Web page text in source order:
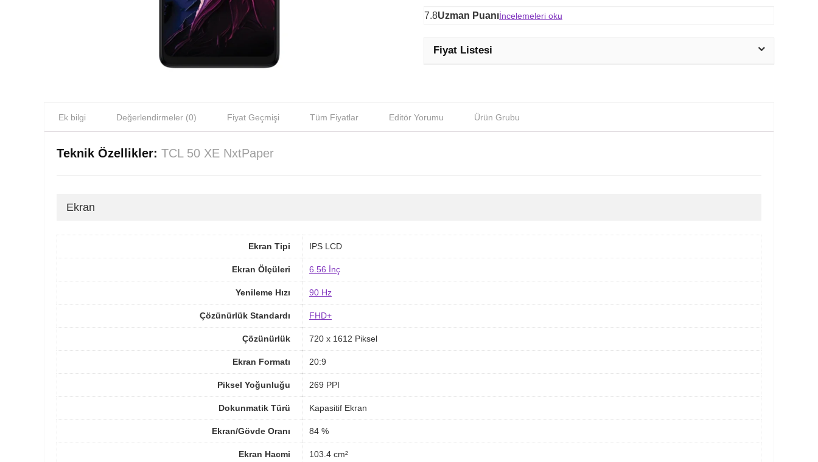
7.8Uzman Puanıİncelemeleri oku
Fiyat Listesi
Ek bilgi Değerlendirmeler (0) Fiyat Geçmişi Tüm Fiyatlar Editör Yorumu Ürün Grubu
Teknik Özellikler: TCL 50 XE NxtPaper
Ekran
Ekran Tipi IPS LCD
Ekran Ölçüleri 6.56 İnç
Yenileme Hızı 90 Hz
Çözünürlük Standardı FHD+
Çözünürlük 720 x 1612 Piksel
Ekran Formatı 20:9
Piksel Yoğunluğu 269 PPI
Dokunmatik Türü Kapasitif Ekran
Ekran/Gövde Oranı 84 %
Ekran Hacmi 103.4 cm²